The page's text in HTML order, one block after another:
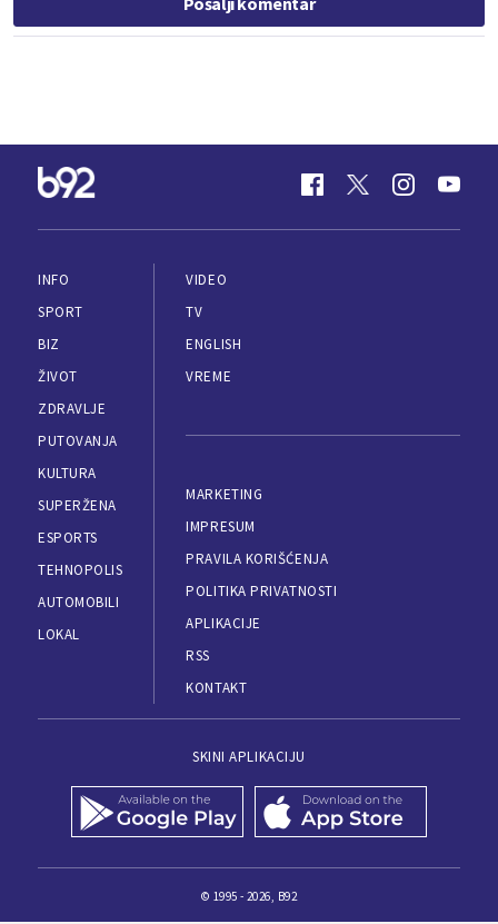
INFO
SPORT
BIZ
ŽIVOT
ZDRAVLJE
PUTOVANJA
KULTURA
SUPERŽENA
ESPORTS
TEHNOPOLIS
AUTOMOBILI
LOKAL
VIDEO
TV
ENGLISH
VREME
MARKETING
IMPRESUM
PRAVILA KORIŠĆENJA
POLITIKA PRIVATNOSTI
APLIKACIJE
RSS
KONTAKT
SKINI APLIKACIJU
© 1995 - 2026, B92